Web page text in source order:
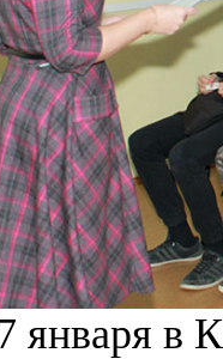
января в